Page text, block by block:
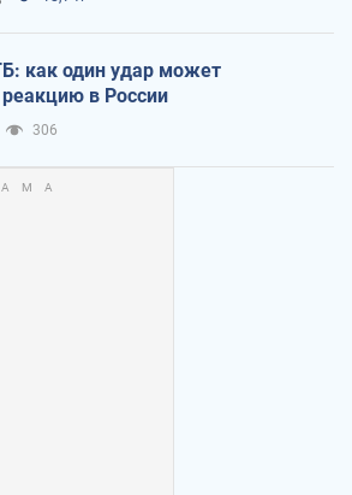
как один удар может
в России
306